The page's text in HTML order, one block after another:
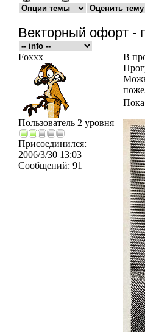
Векторный офорт -
Foxxx
Пользователь 2 уровня
Присоединился:
2006/3/30 13:03
Сообщений: 91
В
Пока